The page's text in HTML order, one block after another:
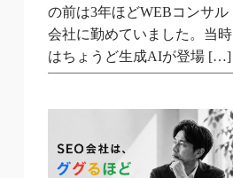
の前は3年ほどWEBコンサル
会社に勤めていました。当時
はちょうど生成AIが登場 […]